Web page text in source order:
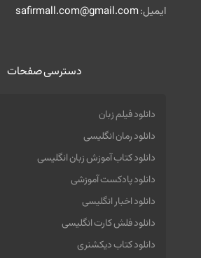
ایمیل:safirmall.com@gmail.com
دسترسی صفحات
دانلود فیلم زبان
دانلود رمان انگلیسی
دانلود کتاب آموزش زبان انگلیسی
دانلود پادکست آموزشی
دانلود اخبار انگلیسی
دانلود فلش کارت انگلیسی
دانلود کتاب دیکشنری